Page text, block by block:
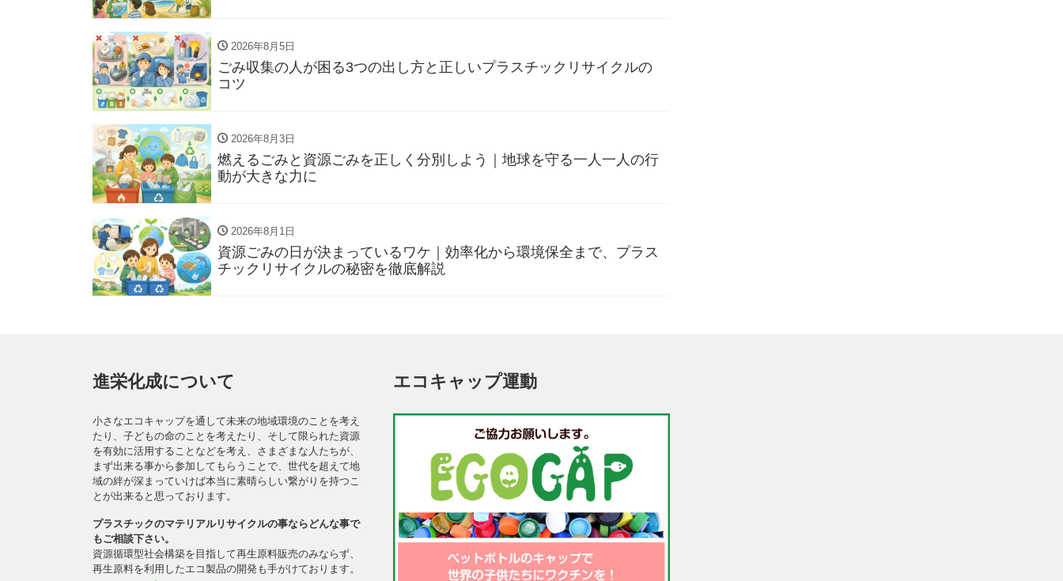
2026年8月5日
ごみ収集の人が困る3つの出し方と正しいプラスチックリサイクルの
コツ
2026年8月3日
燃えるごみと資源ごみを正しく分別しよう｜地球を守る一人一人の行
動が大きな力に
2026年8月1日
資源ごみの日が決まっているワケ｜効率化から環境保全まで、プラス
チックリサイクルの秘密を徹底解説
進栄化成について
小さなエコキャップを通して未来の地域環境のことを考え
たり、子どもの命のことを考えたり、そして限られた資源
を有効に活用することなどを考え、さまざまな人たちが、
まず出来る事から参加してもらうことで、世代を超えて地
域の絆が深まっていけば本当に素晴らしい繋がりを持つこ
とが出来ると思っております。
プラスチックのマテリアルリサイクルの事ならどんな事で
もご相談下さい。
資源循環型社会構築を目指して再生原料販売のみならず、
再生原料を利用したエコ製品の開発も手がけております。
エコキャップ運動